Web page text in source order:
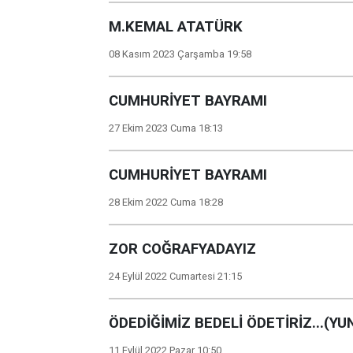
M.KEMAL ATATÜRK
08 Kasım 2023 Çarşamba 19:58
CUMHURİYET BAYRAMI
27 Ekim 2023 Cuma 18:13
CUMHURİYET BAYRAMI
28 Ekim 2022 Cuma 18:28
ZOR COĞRAFYADAYIZ
24 Eylül 2022 Cumartesi 21:15
ÖDEDİĞİMİZ BEDELİ
11 Eylül 2022 Pazar 10:50